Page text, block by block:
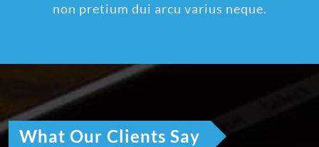
non pretium dui arcu varius neque.
What Our Clients Say